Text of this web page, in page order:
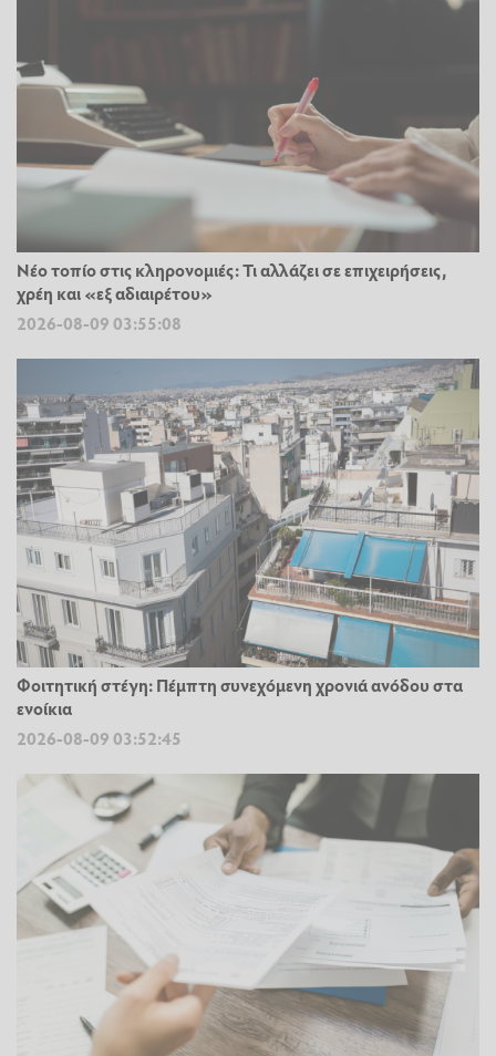
Νέο τοπίο στις κληρονομιές: Τι αλλάζει σε επιχειρήσεις,
χρέη και «εξ αδιαιρέτου»
2026-08-09 03:55:08
Φοιτητική στέγη: Πέμπτη συνεχόμενη χρονιά ανόδου στα
ενοίκια
2026-08-09 03:52:45